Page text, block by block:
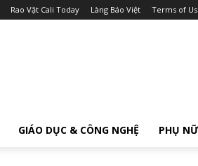
Rao Vặt Cali Today Làng Báo Việt Terms of
GIÁO DỤC & CÔNG NGHỆ PHỤ NỮ